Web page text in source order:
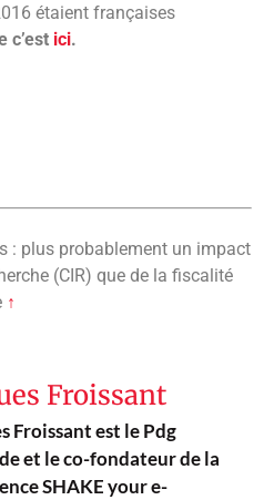
étaient françaises
c’est ici.
: plus probablement un impact
(CIR) que de la fiscalité
↑
Froissant
Froissant est le Pdg
et le co-fondateur de la
SHAKE your e-